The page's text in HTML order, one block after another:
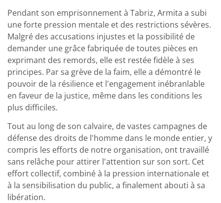
Pendant son emprisonnement à Tabriz, Armita a subi
une forte pression mentale et des restrictions sévères.
Malgré des accusations injustes et la possibilité de
demander une grâce fabriquée de toutes pièces en
exprimant des remords, elle est restée fidèle à ses
principes. Par sa grève de la faim, elle a démontré le
pouvoir de la résilience et l'engagement inébranlable
en faveur de la justice, même dans les conditions les
plus difficiles.
Tout au long de son calvaire, de vastes campagnes de
défense des droits de l'homme dans le monde entier, y
compris les efforts de notre organisation, ont travaillé
sans relâche pour attirer l'attention sur son sort. Cet
effort collectif, combiné à la pression internationale et
à la sensibilisation du public, a finalement abouti à sa
libération.